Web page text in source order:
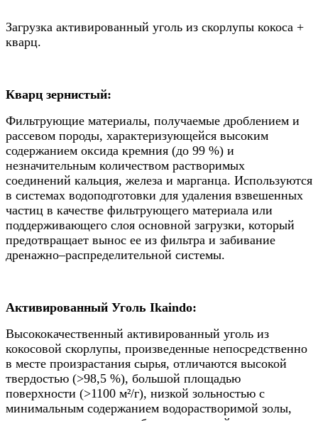
Загрузка активированный уголь из скорлупы кокоса +
кварц.
Кварц зернистый:
Фильтрующие материалы, получаемые дроблением и
рассевом породы, характеризующейся высоким
содержанием оксида кремния (до 99 %) и
незначительным количеством растворимых
соединений кальция, железа и марганца. Используются
в системах водоподготовки для удаления взвешенных
частиц в качестве фильтрующего материала или
поддерживающего слоя основной загрузки, который
предотвращает вынос ее из фильтра и забивание
дренажно–распределительной системы.
Активированный Уголь Ikaindo:
Высококачественный активированный уголь из
кокосовой скорлупы, произведенные непосредственно
в месте произрастания сырья, отличаются высокой
твердостью (>98,5 %), большой площадью
поверхности (>1100 м²/г), низкой зольностью с
минимальным содержанием водорастворимой золы,